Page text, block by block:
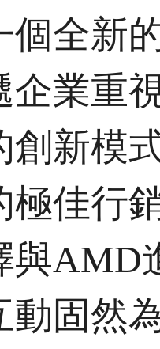
個全新
企業重
創新模
極佳行
與AMD
動固然